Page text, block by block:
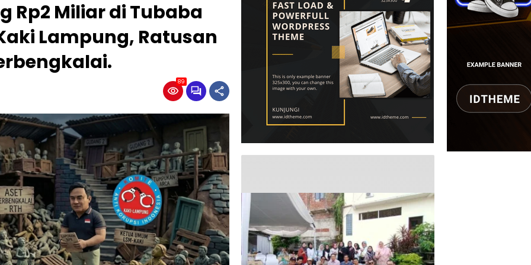
Rp2 Miliar di Tubaba
Lampung, Ratusan
89